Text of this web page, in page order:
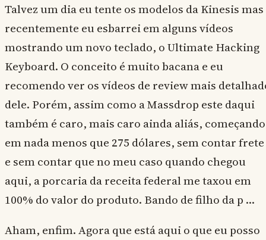
Talvez um dia eu tente os modelos da Kinesis mas
recentemente eu esbarrei em alguns vídeos
mostrando um novo teclado, o Ultimate Hacking
Keyboard. O conceito é muito bacana e eu
recomendo ver os vídeos de review mais
dele. Porém, assim como a Massdrop este daqui
também é caro, mais caro ainda aliás, começando
em nada menos que 275 dólares, sem contar frete
e sem contar que no meu caso quando chegou
aqui, a porcaria da receita federal me taxou em
100% do valor do produto. Bando de filho da p …
Aham, enfim. Agora que está aqui o que eu posso